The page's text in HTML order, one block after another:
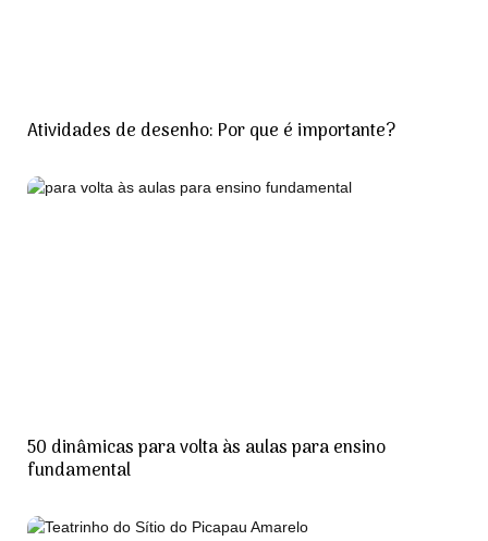
Atividades de desenho: Por que é importante?
50 dinâmicas para volta às aulas para ensino
fundamental